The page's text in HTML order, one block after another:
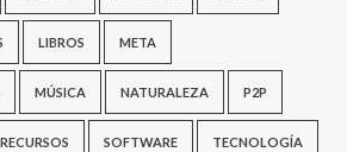
LIBROS META
MÚSICA NATURALEZA P2P
RECURSOS SOFTWARE TECNOLOGÍA